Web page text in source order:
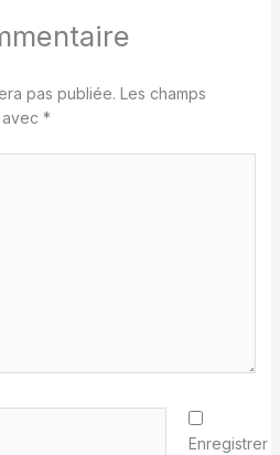
pas publiée. Les champs
*
Enregistrer